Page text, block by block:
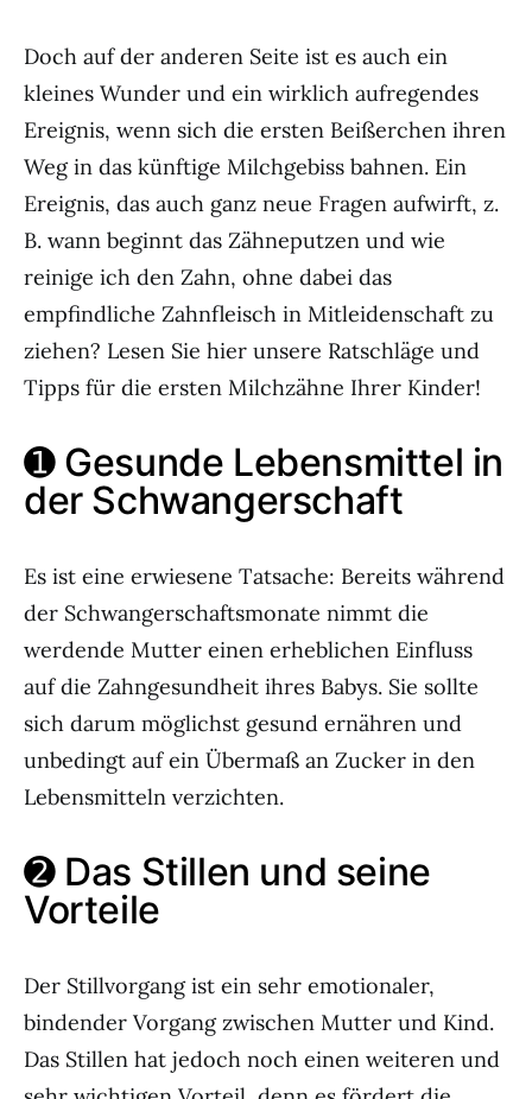
Doch auf der anderen Seite ist es auch ein
kleines Wunder und ein wirklich aufregendes
Ereignis, wenn sich die ersten Beißerchen ihren
Weg in das künftige Milchgebiss bahnen. Ein
Ereignis, das auch ganz neue Fragen aufwirft, z.
B. wann beginnt das Zähneputzen und wie
reinige ich den Zahn, ohne dabei das
empfindliche Zahnfleisch in Mitleidenschaft zu
ziehen? Lesen Sie hier unsere Ratschläge und
Tipps für die ersten Milchzähne Ihrer Kinder!
➊ Gesunde Lebensmittel in
der Schwangerschaft
Es ist eine erwiesene Tatsache: Bereits während
der Schwangerschaftsmonate nimmt die
werdende Mutter einen erheblichen Einfluss
auf die Zahngesundheit ihres Babys. Sie sollte
sich darum möglichst gesund ernähren und
unbedingt auf ein Übermaß an Zucker in den
Lebensmitteln verzichten.
➋ Das Stillen und seine
Vorteile
Der Stillvorgang ist ein sehr emotionaler,
bindender Vorgang zwischen Mutter und Kind.
Das Stillen hat jedoch noch einen weiteren und